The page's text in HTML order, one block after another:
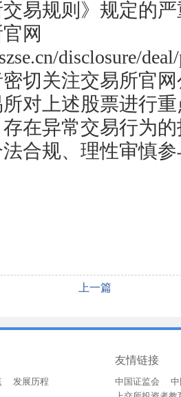
易规则》规定的
网
disclosure/
切关注交易所官
对上述股票进行
在异常交易行为
合规、理性审慎
上一篇
发展历程
友情链接
中国证监会